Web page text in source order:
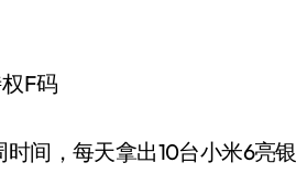
间，每天拿出10台小米6亮银